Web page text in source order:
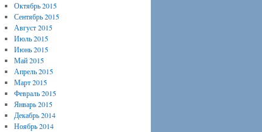
Октябрь 2015
Сентябрь 2015
Август 2015
Июль 2015
Июнь 2015
Май 2015
Апрель 2015
Март 2015
Февраль 2015
Январь 2015
Декабрь 2014
Ноябрь 2014